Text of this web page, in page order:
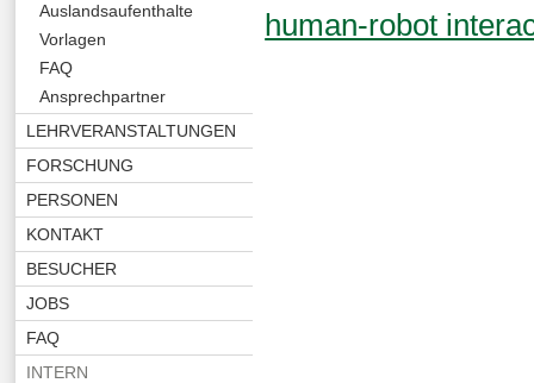
Auslandsaufenthalte
Vorlagen
FAQ
Ansprechpartner
LEHRVERANSTALTUNGEN
FORSCHUNG
PERSONEN
KONTAKT
BESUCHER
JOBS
FAQ
INTERN
human-robot